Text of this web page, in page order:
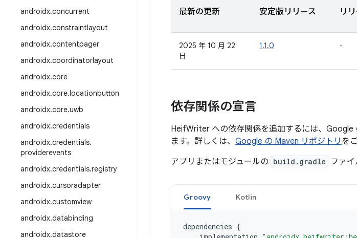
androidx.concurrent
androidx.constraintlayout
androidx.contentpager
androidx.coordinatorlayout
androidx.core
androidx.core.locationbutton
androidx.core.uwb
androidx.credentials
androidx.credentials.
providerevents
androidx.credentials.registry
androidx.cursoradapter
androidx.customview
androidx.databinding
androidx.datastore
最新の更新 安定版リリース リ
2025 年 10 月 22
日
1.1.0 -
依存関係の宣言
HeifWriter への依存関係を追加するには、Google
ます。詳しくは、 Google の Maven リポジトリ を
アプリまたはモジュールの build.gradle ファ
Groovy Kotlin
dependencies {